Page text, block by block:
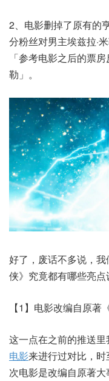
2、电影删掉了原有的
分粉丝对男主埃兹拉·
「参考电影之后的票
勒」。
好了，废话不多说，
侠》究竟都有哪些亮点
【1】电影改编自原著
这一点在之前的推送
电影来进行过对比，
次电影是改编自原著